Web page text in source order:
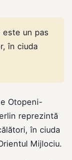
este un pas
în ciuda
Otopeni-
reprezintă
în ciuda
Mijlociu.